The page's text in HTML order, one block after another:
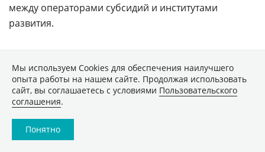
между операторами субсидий и институтами
развития.
В рамках дорожной карты выделено четыре
приоритетных технологии. На разработку
технологий в сфере радиодоступа будет потрачено
10,3 млрд руб. Речь идет о линейке продуктов,
комплексно реализующих сеть радиодоступа
Мы используем Сookies для обеспечения наилучшего
опыта работы на нашем сайте. Продолжая использовать
сайт, вы соглашаетесь с условиями Пользовательского
соглашения.
Понятно